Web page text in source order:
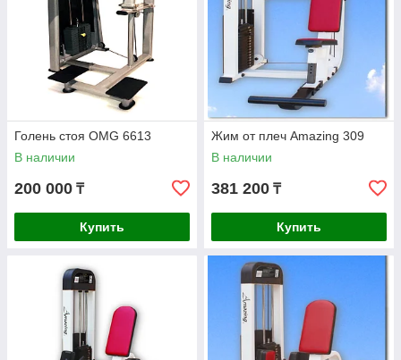
Голень стоя OMG 6613
В наличии
200 000 ₸
Купить
Жим от плеч Amazing 309
В наличии
381 200 ₸
Купить